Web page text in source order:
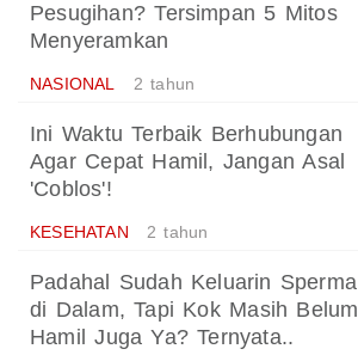
Pesugihan? Tersimpan 5 Mitos
Menyeramkan
NASIONAL 2 tahun
Ini Waktu Terbaik Berhubungan
Agar Cepat Hamil, Jangan Asal
'Coblos'!
KESEHATAN 2 tahun
Padahal Sudah Keluarin Sperma
di Dalam, Tapi Kok Masih Belum
Hamil Juga Ya? Ternyata..